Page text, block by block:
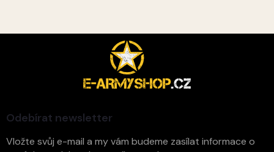
Odebírat newsletter
Vložte svůj e-mail a my vám budeme zasílat informace o